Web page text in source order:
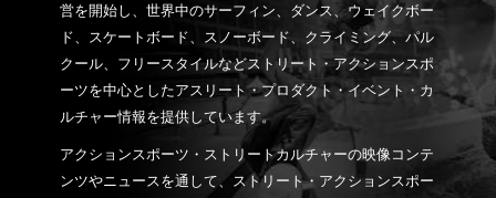
営を開始し、世界中のサーフィン、ダンス、ウェイクボー
ド、スケートボード、スノーボード、クライミング、パル
クール、フリースタイルなどストリート・アクションスポ
ーツを中心としたアスリート・プロダクト・イベント・カ
ルチャー情報を提供しています。
アクションスポーツ・ストリートカルチャーの映像コンテ
ンツやニュースを通して、ストリート・アクションスポー